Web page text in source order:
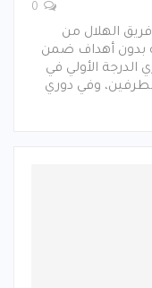
الهلال من
بدون أهداف ضمن
الدرجة الأولي في
وفي دوري